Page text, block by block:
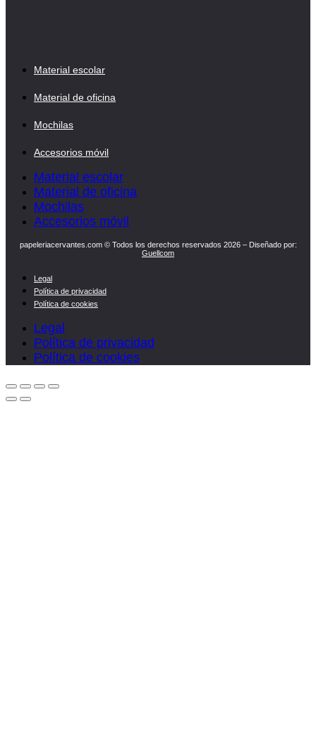
Material escolar
Material de oficina
Mochilas
Accesorios móvil
Material escolar
Material de oficina
Mochilas
Accesorios móvil
papeleriacervantes.com © Todos los derechos reservados 2026 – Diseñado por:
Guellcom
Legal
Política de privacidad
Política de cookies
Legal
Política de privacidad
Política de cookies